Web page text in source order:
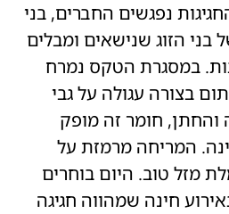
נפגשים החברים, בני
הזוג שנישאים ומבלים
במסגרת הטקס נמרח
בצורה עגולה על גבי
והחתן, חומר זה מופק
המריחה מרמזת על
מזל טוב. היום בוחרים
חינה שמהווה חגיגה